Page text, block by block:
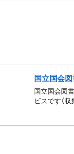
国立国会
国立国会図
ビスです（